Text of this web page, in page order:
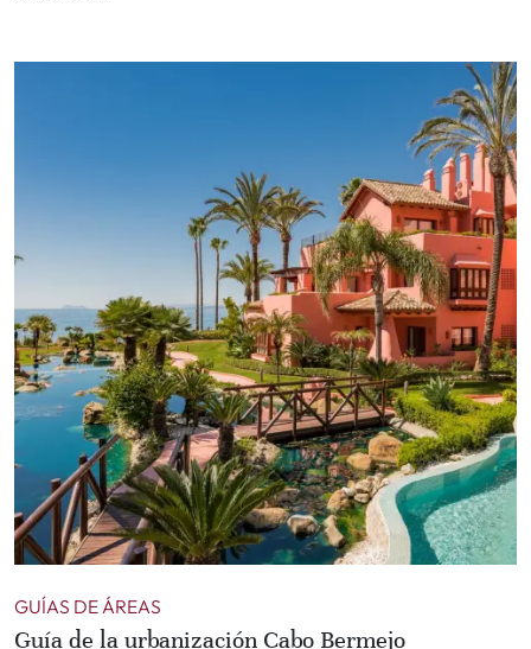
GUÍAS DE ÁREAS
Guía de la urbanización Cabo Bermejo